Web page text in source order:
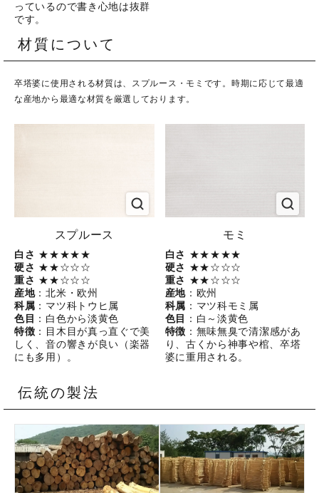
っているので書き心地は抜群
です。
材質について
卒塔婆に使用される材質は、スプルース・モミです。時期に応じて最適
な産地から最適な材質を厳選しております。
スプルース
白さ ★★★★★
硬さ ★★☆☆☆
重さ ★★☆☆☆
産地：北米・欧州
科属 ：マツ科トウヒ属
色目 ：白色から淡黄色
特徴 ：目木目が真っ直ぐで美
しく、音の響きが良い（楽器
にも多用）。
モミ
白さ ★★★★★
硬さ ★★☆☆☆
重さ ★★☆☆☆
産地：欧州
科属 ：マツ科モミ属
色目
：白～淡黄色
特徴 ：無味無臭で清潔感があ
り、古くから神事や棺、卒塔
婆に重用される。
伝統の製法